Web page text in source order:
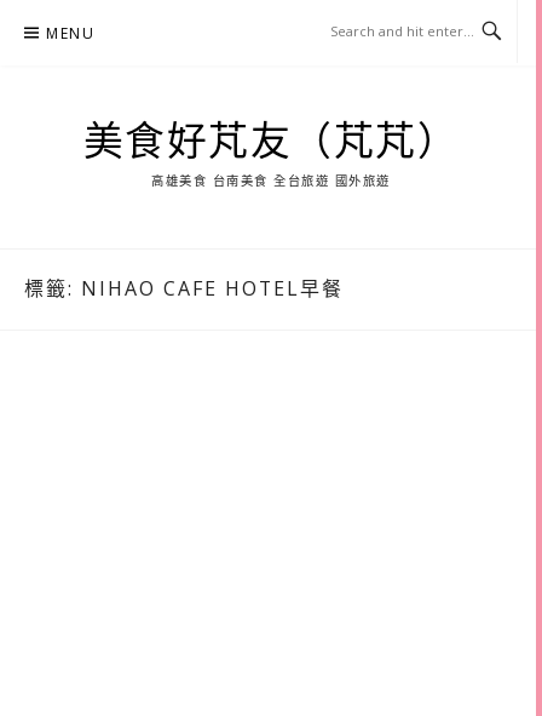
MENU
美食好芃友（芃芃）
高雄美食 台南美食 全台旅遊 國外旅遊
標籤: NIHAO CAFE HOTEL早餐